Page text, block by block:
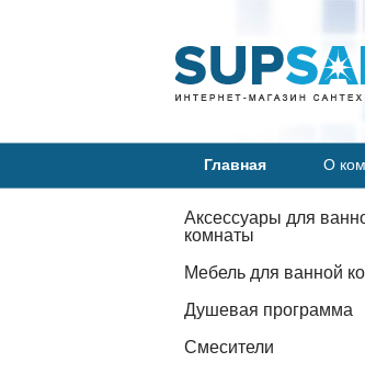
Главная О
Аксессуары для
комнаты
Мебель для ванной
Душевая программа
Смесители